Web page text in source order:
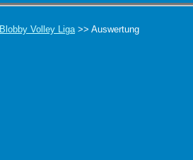
Blobby Volley Liga>> Auswertung